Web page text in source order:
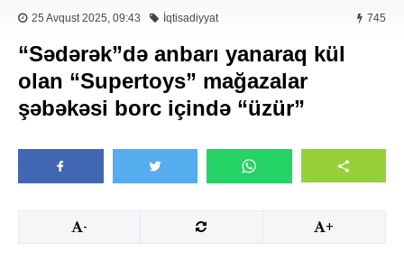
25 Avqust 2025, 09:43 İqtisadiyyat 745
“Sədərək”də anbarı yanaraq kül
olan “Supertoys” mağazalar
şəbəkəsi borc içində “üzür”
- +